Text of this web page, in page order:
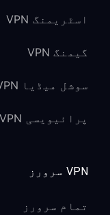
اسٹریمنگ VPN
گیمنگ VPN
سوشل میڈیا VPN
پرائیویسی VPN
VPN سرورز
تمام سرورز